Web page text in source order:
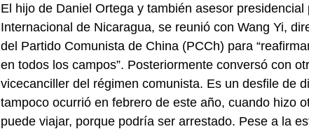
El hijo de Daniel Ortega y también asesor
Internacional de Nicaragua, se reunió con Wang Yi,
del Partido Comunista de China (PCCh) para
en todos los campos”. Posteriormente conversó con
vicecanciller del régimen comunista. Es un desfile de
tampoco ocurrió en febrero de este año, cuando hizo
puede viajar, porque podría ser arrestado. Pese a la